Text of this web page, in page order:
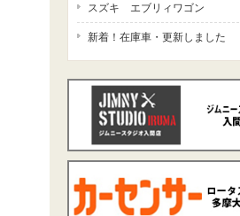
スズキ エブリィワゴン
新着！在庫車・更新しました